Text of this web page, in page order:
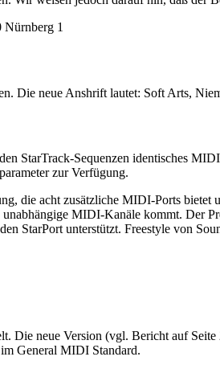
1
Die neue Anshrift lautet: Soft Arts,
StarTrack-Sequenzen identisches
zur Verfügung.
die acht zusätzliche MIDI-Ports
MIDI-Kanäle kommt. Der
StarPort unterstützt. Freestyle von
Die neue Version (vgl. Bericht auf
General MIDI Standard.